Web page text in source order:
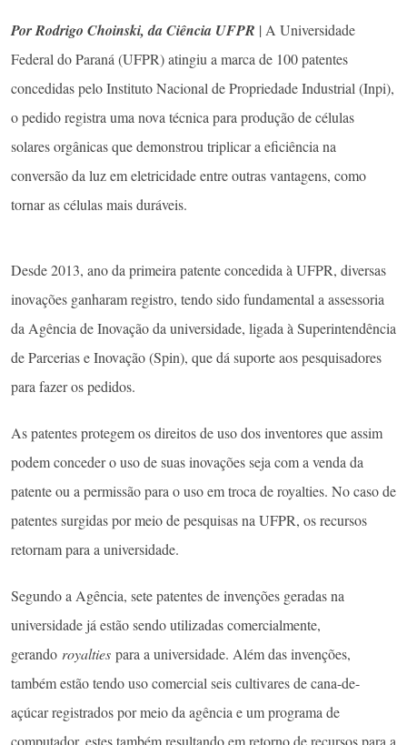
Por Rodrigo Choinski, da Ciência UFPR | A Universidade
Federal do Paraná (UFPR) atingiu a marca de 100 patentes
concedidas pelo Instituto Nacional de Propriedade Industrial (Inpi),
o pedido registra uma nova técnica para produção de células
solares orgânicas que demonstrou triplicar a eficiência na
conversão da luz em eletricidade entre outras vantagens, como
tornar as células mais duráveis.
Desde 2013, ano da primeira patente concedida à UFPR, diversas
inovações ganharam registro, tendo sido fundamental a assessoria
da Agência de Inovação da universidade, ligada à Superintendência
de Parcerias e Inovação (Spin), que dá suporte aos pesquisadores
para fazer os pedidos.
As patentes protegem os direitos de uso dos inventores que assim
podem conceder o uso de suas inovações seja com a venda da
patente ou a permissão para o uso em troca de royalties. No caso de
patentes surgidas por meio de pesquisas na UFPR, os recursos
retornam para a universidade.
Segundo a Agência, sete patentes de invenções geradas na
universidade já estão sendo utilizadas comercialmente,
gerando royalties para a universidade. Além das invenções,
também estão tendo uso comercial seis cultivares de cana-de-
açúcar registrados por meio da agência e um programa de
computador, estes também resultando em retorno de recursos para a